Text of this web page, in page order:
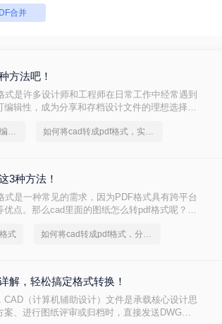
合并
方法吧！
是许多设计师和工程师在日常工作中经常遇到
辑性，成为分享和存档设计文件的理想选择。
cad格式转pdf格式，跟小编来学习吧 如何将cad转成pdf格式，实用的方法来了
3种方法！
是一种常见的需求，因为PDF格式具有跨平台
点。那么cad里面的图纸怎么转pdf格式呢？本
式 如何将cad转成pdf格式，分享一种简单的方法
解，轻松搞定格式转换！
（计算机辅助设计）文件是承载核心设计思
、进行图纸评审或归档时，直接发送DWG、